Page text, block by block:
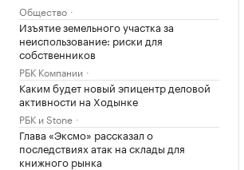
Общество
Изъятие земельного участка за
неиспользование: риски для
собственников
РБК Компании
Каким будет новый эпицентр деловой
активности на Ходынке
РБК и Stone
Глава «Эксмо» рассказал о
последствиях атак на склады для
книжного рынка